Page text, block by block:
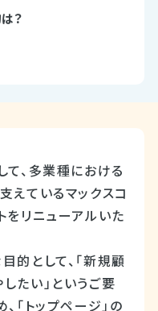
？
て、多業種における
えているマックスコ
をリニューアルいた
的として、「新規顧
たい」というご要
「トップページ」の